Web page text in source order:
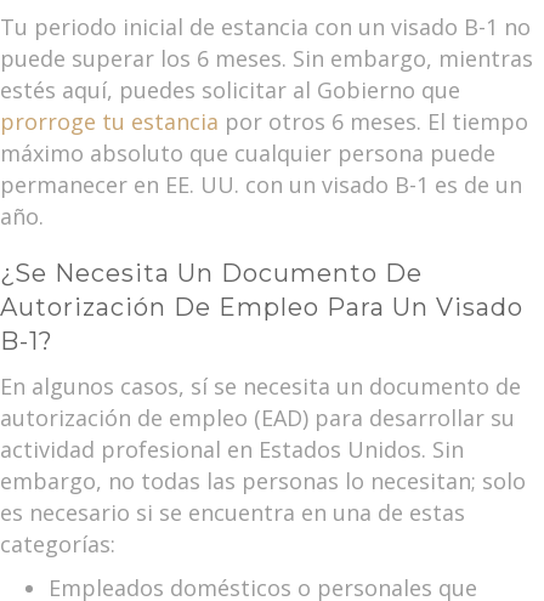
Tu periodo inicial de estancia con un visado B-1 no
puede superar los 6 meses. Sin embargo, mientras
estés aquí, puedes solicitar al Gobierno que
prorroge tu estancia por otros 6 meses. El tiempo
máximo absoluto que cualquier persona puede
permanecer en EE. UU. con un visado B-1 es de un
año.
¿Se Necesita Un Documento De
Autorización De Empleo Para Un Visado
B-1?
En algunos casos, sí se necesita un documento de
autorización de empleo (EAD) para desarrollar su
actividad profesional en Estados Unidos. Sin
embargo, no todas las personas lo necesitan; solo
es necesario si se encuentra en una de estas
categorías:
Empleados domésticos o personales que